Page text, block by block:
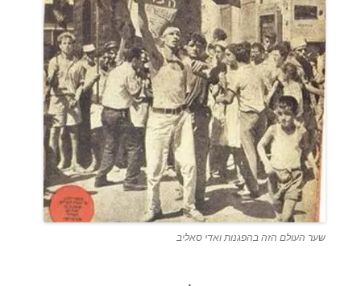
שער העולם הזה בהפגנות ואדי סאליב